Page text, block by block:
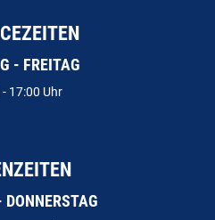
- FREITAG
17:00 Uhr
DONNERSTAG